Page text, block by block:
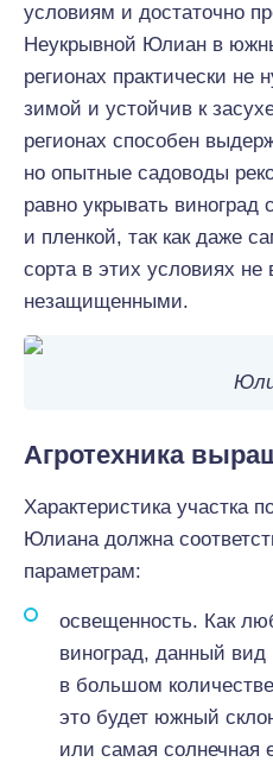
условиям и достаточно
Неукрывной Юлиан в
регионах практически не
зимой и устойчив к
регионах способен
но опытные садоводы
равно укрывать виноград
и пленкой, так как даже
сорта в этих условиях не
незащищенными.
Агротехника
Характеристика участка
Юлиана должна
параметрам:
освещенность. Как
виноград, данный вид
в большом
это будет южный
или самая солнечная